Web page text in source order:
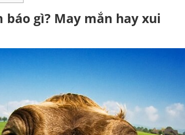
gì? May mắn hay xui